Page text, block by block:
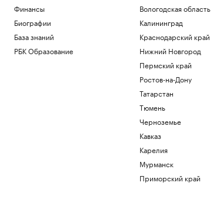
Финансы
Биографии
База знаний
РБК Образование
Вологодская область
Калининград
Краснодарский край
Нижний Новгород
Пермский край
Ростов-на-Дону
Татарстан
Тюмень
Черноземье
Кавказ
Карелия
Мурманск
Приморский край